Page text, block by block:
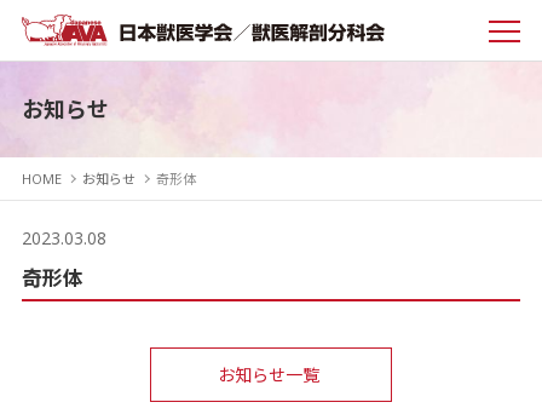
お知らせ
HOME お知らせ 奇形体
2023.03.08
奇形体
お知らせ一覧